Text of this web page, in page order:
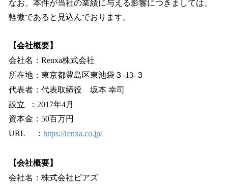
なお、本件が当社の業績に与える影響につきましては、
軽微であると見込んでおります。
【会社概要】
会社名：Renxa株式会社
所在地：東京都豊島区東池袋３-13-３
代表者：代表取締役 坂本 幸司
設立 ：2017年4月
資本金：50百万円
URL ： https://renxa.co.jp/
【会社概要】
会社名：株式会社ピアズ